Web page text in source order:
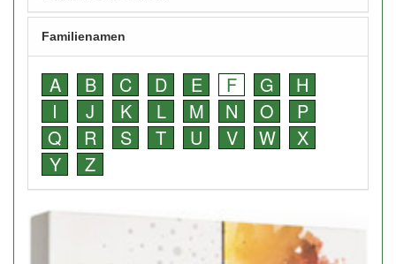
Familienamen
A B C D E F G
H
I
J K L M N O
P
Q
R S T U V W
X
Y
Z